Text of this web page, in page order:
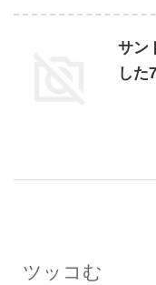
サン
した
ツッコむ